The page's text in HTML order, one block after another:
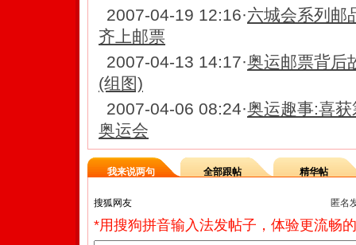
2007-04-19 12:16·六城会系列邮
齐上邮票
2007-04-13 14:17·奥运邮票背后
(组图)
2007-04-06 08:24·奥运趣事:喜
奥运会
我来说两句 全部跟帖 精华帖
匿名
*用搜狗拼音输入法发帖子，体验更流畅